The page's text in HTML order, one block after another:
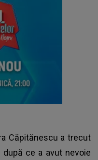
Căpitănescu a trecut
ce a avut nevoie